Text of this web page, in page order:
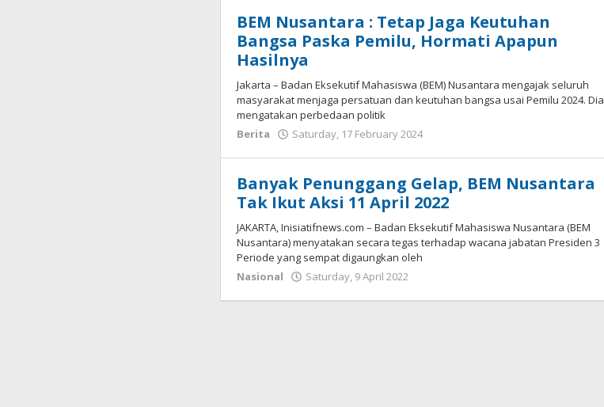
BEM Nusantara : Tetap Jaga Keutuhan
Bangsa Paska Pemilu, Hormati Apapun
Hasilnya
Jakarta – Badan Eksekutif Mahasiswa (BEM) Nusantara mengajak seluruh
masyarakat menjaga persatuan dan keutuhan bangsa usai Pemilu 2024. Dia
mengatakan perbedaan politik
Berita
Saturday, 17 February 2024
Banyak Penunggang Gelap, BEM Nusantara
Tak Ikut Aksi 11 April 2022
JAKARTA, Inisiatifnews.com – Badan Eksekutif Mahasiswa Nusantara (BEM
Nusantara) menyatakan secara tegas terhadap wacana jabatan Presiden 3
Periode yang sempat digaungkan oleh
Nasional
Saturday, 9 April 2022